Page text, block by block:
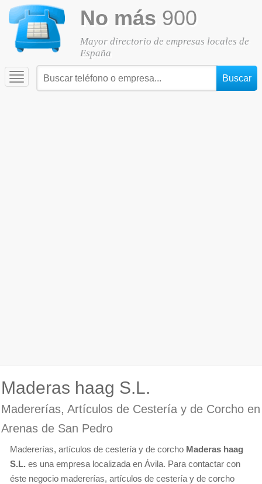
No más 900
Mayor directorio de empresas locales de
España
Toggle
navigation
Maderas haag S.L.
Madererías, Artículos de Cestería y de Corcho en
Arenas de San Pedro
Madererías, artículos de cestería y de corcho Maderas haag
S.L. es una empresa localizada en Ávila. Para contactar con
éste negocio madererías, artículos de cestería y de corcho